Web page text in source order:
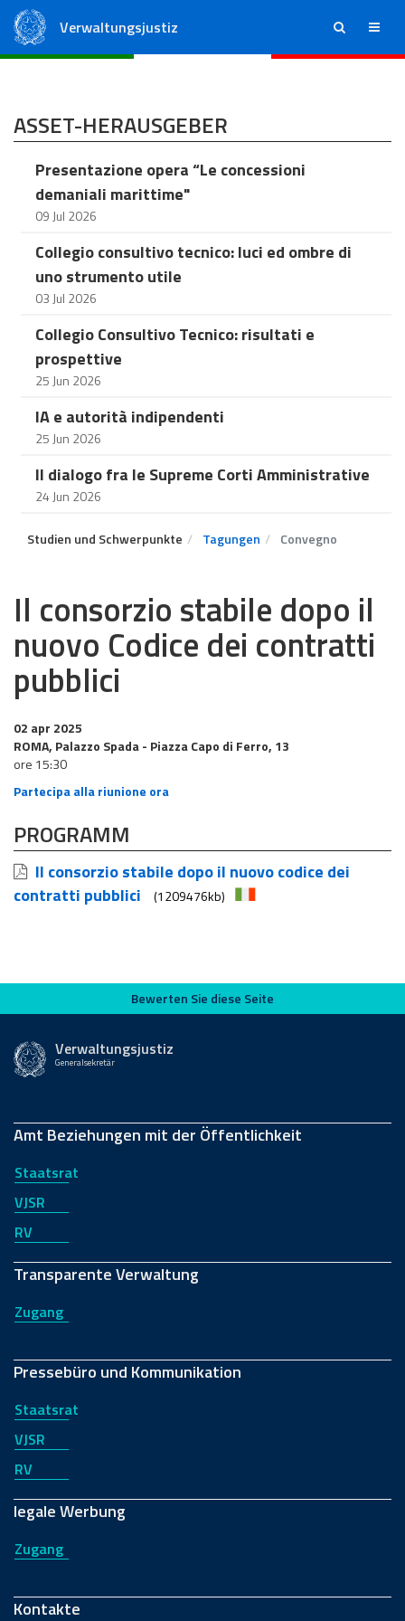
Verwaltungsjustiz ricerca menu
ASSET-HERAUSGEBER
Presentazione opera “Le concessioni
demaniali marittime"
09 Jul 2026
Collegio consultivo tecnico: luci ed ombre di
uno strumento utile
03 Jul 2026
Collegio Consultivo Tecnico: risultati e
prospettive
25 Jun 2026
IA e autorità indipendenti
25 Jun 2026
Il dialogo fra le Supreme Corti Amministrative
24 Jun 2026
Studien und Schwerpunkte Tagungen Convegno
Il consorzio stabile dopo il
nuovo Codice dei contratti
pubblici
02 apr 2025
ROMA, Palazzo Spada - Piazza Capo di Ferro, 13
ore 15:30
Partecipa alla riunione ora
PROGRAMM
Il consorzio stabile dopo il nuovo codice dei
contratti pubblici
(1209476kb)
Bewerten Sie diese Seite
Bewerten Sie diese Seite
Verwaltungsjustiz
Generalsekretär
Amt Beziehungen mit der Öffentlichkeit
Staatsrat
VJSR
RV
Transparente Verwaltung
Zugang
Pressebüro und Kommunikation
Staatsrat
VJSR
RV
legale Werbung
Zugang
Kontakte